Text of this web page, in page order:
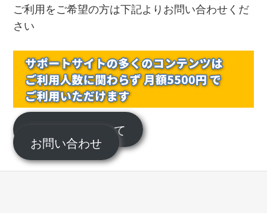
ご利用をご希望の方は下記よりお問い合わせくだ
さい
サポートについて
お問い合わせ